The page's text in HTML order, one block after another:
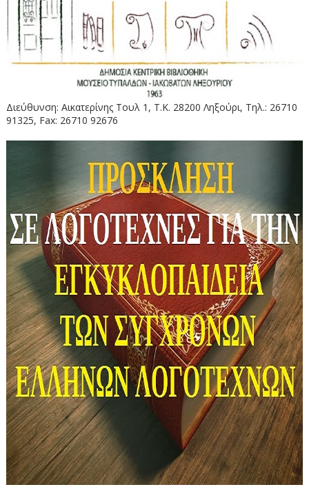
Διεύθυνση: Αικατερίνης Τουλ 1, Τ.Κ. 28200 Ληξούρι, Τηλ.: 26710
91325, Fax: 26710 92676